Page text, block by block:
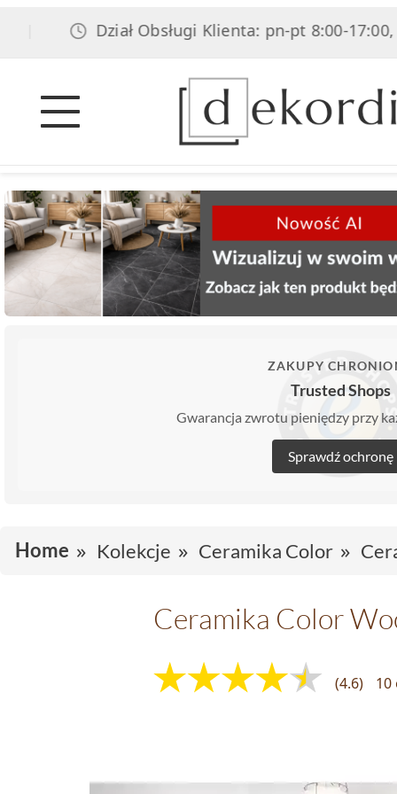
Dział Obsługi Klienta: pn-pt 8:00-17:00, sob
ZAKUPY
Trusted Shops
Gwarancja zwrotu pieniędzy przy
Sprawdź ochronę
Home Kolekcje Ceramika Color
Ceramika Color
(4.6)